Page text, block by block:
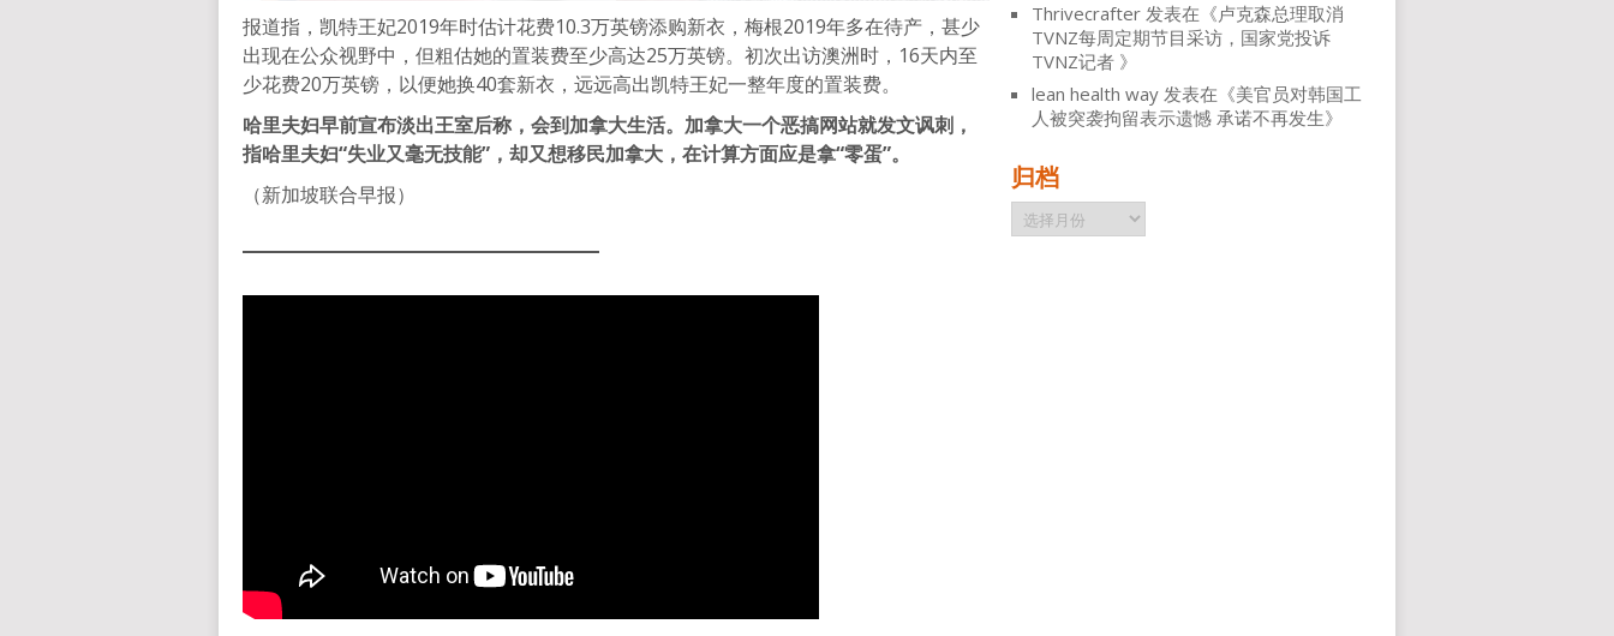
报道指，凯特王妃2019年时估计花费10.3万英镑添购新衣，梅根2019年多在待产，甚少
出现在公众视野中，但粗估她的置装费至少高达25万英镑。初次出访澳洲时，16天内至
少花费20万英镑，以便她换40套新衣，远远高出凯特王妃一整年度的置装费。
哈里夫妇早前宣布淡出王室后称，会到加拿大生活。加拿大一个恶搞网站就发文讽刺，
指哈里夫妇“失业又毫无技能”，却又想移民加拿大，在计算方面应是拿“零蛋”。
（新加坡联合早报）
Thrivecrafter 发表在《卢克森总理取消
TVNZ每周定期节目采访，国家党投诉
TVNZ记者 》
lean health way 发表在《美官员对韩国工
人被突袭拘留表示遗憾 承诺不再发生》
归档
归
档